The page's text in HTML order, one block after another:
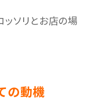
ソリとお店の場
の動機